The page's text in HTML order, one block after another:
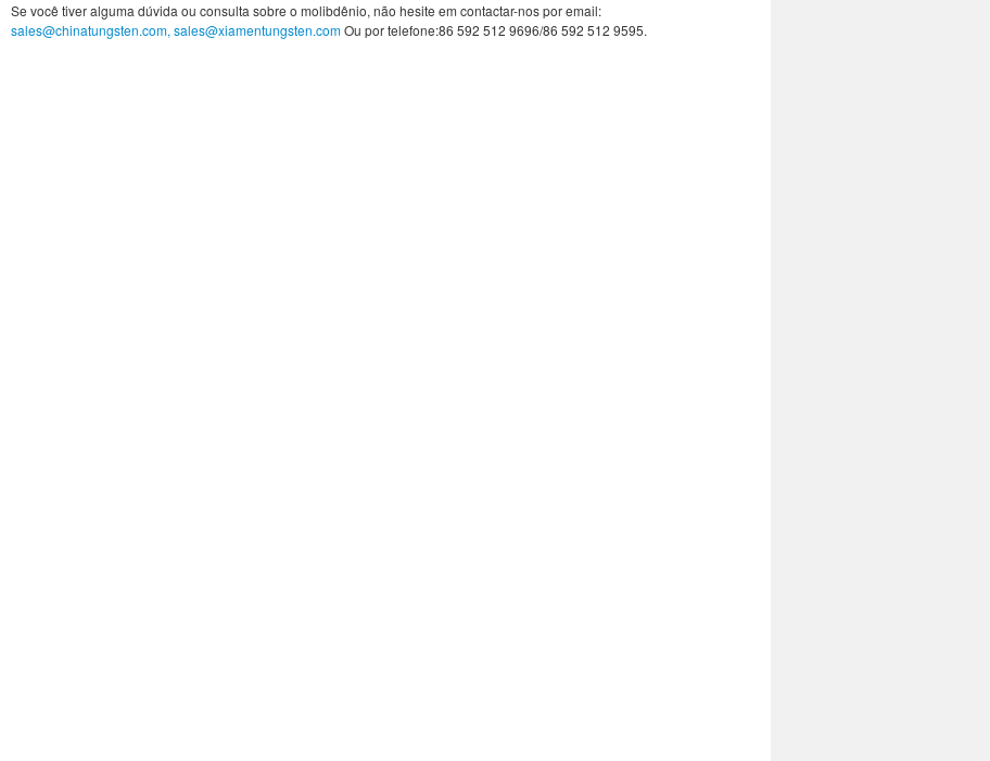
Se você tiver alguma dúvida ou consulta sobre o molibdênio, não hesite em contactar-nos por email:
sales@chinatungsten.com, sales@xiamentungsten.comOu por telefone:86 592 512 9696/86 592 512 9595.